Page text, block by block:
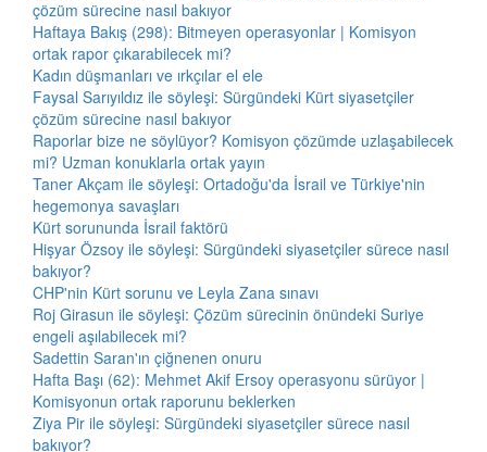
çözüm sürecine nasıl bakıyor
Haftaya Bakış (298): Bitmeyen operasyonlar | Komisyon
ortak rapor çıkarabilecek mi?
Kadın düşmanları ve ırkçılar el ele
Faysal Sarıyıldız ile söyleşi: Sürgündeki Kürt siyasetçiler
çözüm sürecine nasıl bakıyor
Raporlar bize ne söylüyor? Komisyon çözümde uzlaşabilecek
mi? Uzman konuklarla ortak yayın
Taner Akçam ile söyleşi: Ortadoğu'da İsrail ve Türkiye'nin
hegemonya savaşları
Kürt sorununda İsrail faktörü
Hişyar Özsoy ile söyleşi: Sürgündeki siyasetçiler sürece nasıl
bakıyor?
CHP'nin Kürt sorunu ve Leyla Zana sınavı
Roj Girasun ile söyleşi: Çözüm sürecinin önündeki Suriye
engeli aşılabilecek mi?
Sadettin Saran'ın çiğnenen onuru
Hafta Başı (62): Mehmet Akif Ersoy operasyonu sürüyor |
Komisyonun ortak raporunu beklerken
Ziya Pir ile söyleşi: Sürgündeki siyasetçiler sürece nasıl
bakıyor?